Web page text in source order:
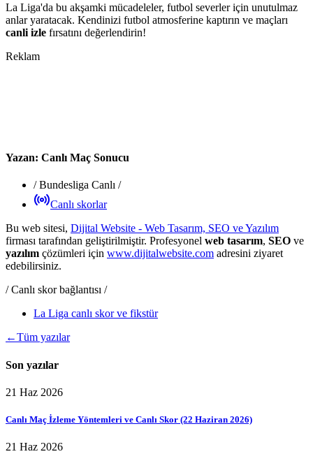
La Liga'da bu akşamki mücadeleler, futbol severler için unutulmaz
anlar yaratacak. Kendinizi futbol atmosferine kaptırın ve maçları
canli izle fırsatını değerlendirin!
Reklam
Yazan: Canlı Maç Sonucu
/Bundesliga Canlı /
Canlı skorlar
Bu web sitesi, Dijital Website - Web Tasarım, SEO ve Yazılım
firması tarafından geliştirilmiştir. Profesyonel web tasarım, SEO ve
yazılım çözümleri için www.dijitalwebsite.com adresini ziyaret
edebilirsiniz.
/ Canlı skor bağlantısı /
La Liga canlı skor ve fikstür
←Tüm yazılar
Son yazılar
21 Haz 2026
Canlı Maç İzleme Yöntemleri ve Canlı Skor (22 Haziran 2026)
21 Haz 2026